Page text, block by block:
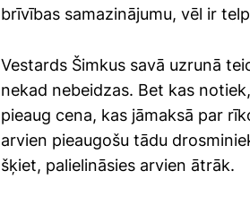
brīvības samazinājumu, vēl ir
Vestards Šimkus savā uzrunā
nekad nebeidzas. Bet kas
pieaug cena, kas jāmaksā par
arvien pieaugošu tādu
šķiet, palielināsies arvien ātrāk.